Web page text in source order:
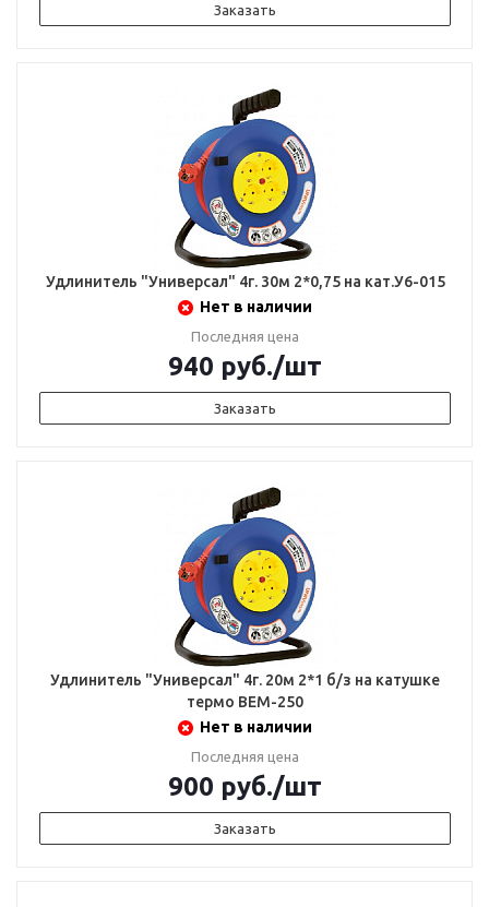
Заказать
Удлинитель "Универсал" 4г. 30м 2*0,75 на кат.У6-015
Нет в наличии
Последняя цена
940 руб./шт
Заказать
Удлинитель "Универсал" 4г. 20м 2*1 б/з на катушке
термо ВЕМ-250
Нет в наличии
Последняя цена
900 руб./шт
Заказать